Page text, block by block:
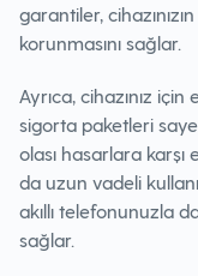
garantiler,
korunmasını sağlar.
Ayrıca, cihazınız
sigorta paketleri
olası hasarlara karşı
da uzun vadeli
akıllı telefonunuzla
sağlar.